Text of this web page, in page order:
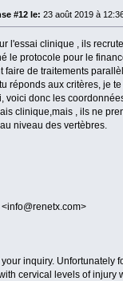
#12 le: 23 août 2019 à
l'essai clinique , ils
le protocole pour le
faire de traitements
réponds aux critères, je
voici donc les
clinique,mais , ils ne
niveau des vertèbres.
inquiry. Unfortunately
cervical levels of injury